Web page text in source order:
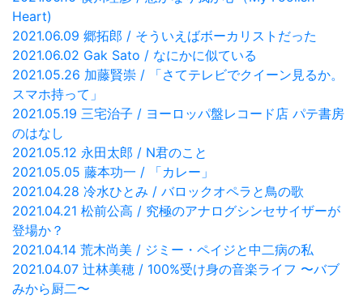
Heart)
2021.06.09 郷拓郎 / そういえばボーカリストだった
2021.06.02 Gak Sato / なにかに似ている
2021.05.26 加藤賢崇 / 「さてテレビでクイーン見るか。
スマホ持って」
2021.05.19 三宅治子 / ヨーロッパ盤レコード店 パテ書房
のはなし
2021.05.12 永田太郎 / N君のこと
2021.05.05 藤本功一 / 「カレー」
2021.04.28 冷水ひとみ / バロックオペラと鳥の歌
2021.04.21 松前公高 / 究極のアナログシンセサイザーが
登場か？
2021.04.14 荒木尚美 / ジミー・ペイジと中二病の私
2021.04.07 辻林美穂 / 100%受け身の音楽ライフ 〜バブ
みから厨二〜